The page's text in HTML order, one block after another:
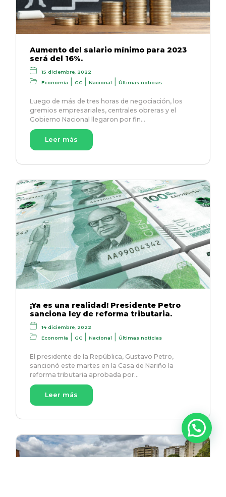
Aumento del salario mínimo para 2023
será del 16%.
15 diciembre, 2022
Economía
|GC |Nacional |Últimas noticias
Luego de más de tres horas de negociación, los
gremios empresariales, centrales obreras y el
Gobierno Nacional llegaron por fin…
Leer más
¡Ya es una realidad! Presidente Petro
sanciona ley de reforma tributaria.
14 diciembre, 2022
Economía
|GC |Nacional |Últimas noticias
El presidente de la República, Gustavo Petro,
sancionó este martes en la Casa de Nariño la
reforma tributaria aprobada por…
Leer más